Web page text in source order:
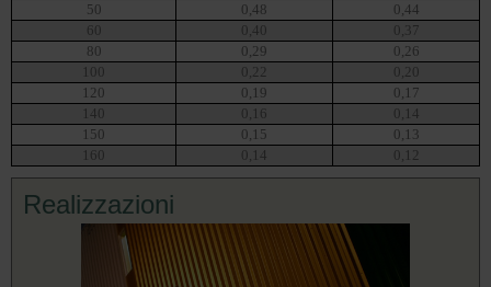
50
0,48
0,44
60
0,40
0,37
80
0,29
0,26
100
0,22
0,20
120
0,19
0,17
140
0,16
0,14
150
0,15
0,13
160
0,14 0,12
Realizzazioni